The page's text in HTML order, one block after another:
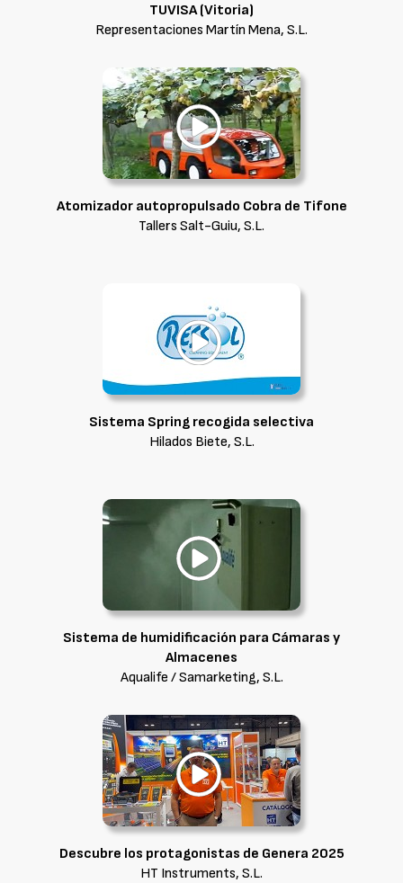
TUVISA (Vitoria)
Representaciones Martín Mena, S.L.
Atomizador autopropulsado Cobra de Tifone
Tallers Salt-Guiu, S.L.
Sistema Spring recogida selectiva
Hilados Biete, S.L.
Sistema de humidificación para Cámaras y
Almacenes
Aqualife / Samarketing, S.L.
Descubre los protagonistas de Genera 2025
HT Instruments, S.L.